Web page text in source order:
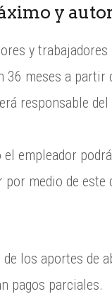
y
y
36 meses a partir
responsable
el empleador
por medio de
los aportes de
pagos parciales.